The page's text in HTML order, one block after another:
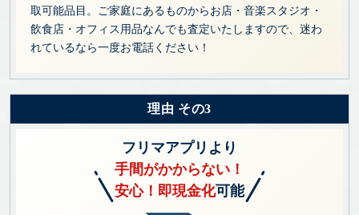
取可能品目。ご家庭にあるものからお店・音楽スタジオ・
飲食店・オフィス用品なんでも査定いたしますので、迷わ
れているなら一度お電話ください！
理由 その3
フリマアプリより
手間がかからない！
安心！即現金化可能